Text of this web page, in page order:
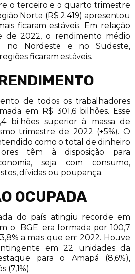
o terceiro e o quarto trimestre
Norte (R$ 2.419) apresentou
ficaram estáveis. Em relação
de 2022, o rendimento médio
no Nordeste e no Sudeste,
ficaram estáveis.
de todos os trabalhadores
em R$ 301,6 bilhões. Esse
bilhões superior à massa de
trimestre de 2022 (+5%). O
como o total de dinheiro
têm à disposição para
seja com consumo,
dívidas ou poupança.
OCUPADA
do país atingiu recorde em
o IBGE, era formada por 100,7
a mais que em 2022. Houve
em 22 unidades da
para o Amapá (8,6%),
(7,1%).